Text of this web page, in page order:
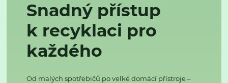
Snadný přístup
k recyklaci pro
každého
Od malých spotřebičů po velké domácí přístroje –